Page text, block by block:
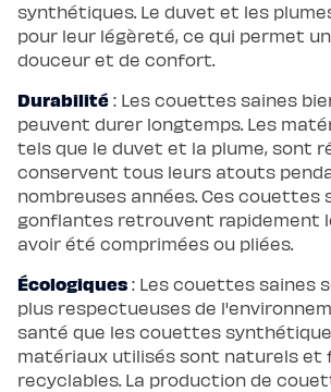
synthétiques. Le duvet et les
pour leur légèreté, ce qui permet
douceur et de confort.
Durabilité : Les couettes saines
peuvent durer longtemps. Les
tels que le duvet et la plume, sont
conservent tous leurs atouts
nombreuses années. Ces couettes
gonflantes retrouvent rapidement
avoir été comprimées ou pliées.
Écologiques : Les couettes saines
plus respectueuses de
santé que les couettes
matériaux utilisés sont naturels et
recyclables. La production de